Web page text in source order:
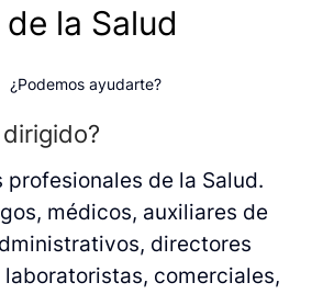
la Salud
¿Podemos ayudarte?
profesionales de la Salud.
médicos, auxiliares de
directores
laboratoristas, comerciales,